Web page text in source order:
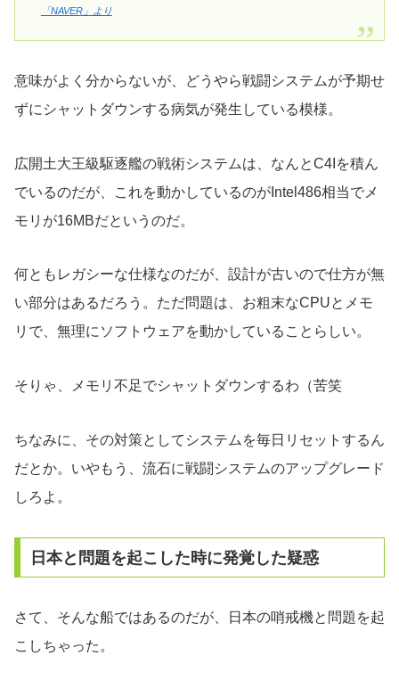
「NAVER」より
意味がよく分からないが、どうやら戦闘システムが予期せ
ずにシャットダウンする病気が発生している模様。
広開土大王級駆逐艦の戦術システムは、なんとC4Iを積ん
でいるのだが、これを動かしているのがIntel486相当でメ
モリが16MBだというのだ。
何ともレガシーな仕様なのだが、設計が古いので仕方が無
い部分はあるだろう。ただ問題は、お粗末なCPUとメモ
リで、無理にソフトウェアを動かしていることらしい。
そりゃ、メモリ不足でシャットダウンするわ（苦笑
ちなみに、その対策としてシステムを毎日リセットするん
だとか。いやもう、流石に戦闘システムのアップグレード
しろよ。
日本と問題を起こした時に発覚した疑惑
さて、そんな船ではあるのだが、日本の哨戒機と問題を起
こしちゃった。